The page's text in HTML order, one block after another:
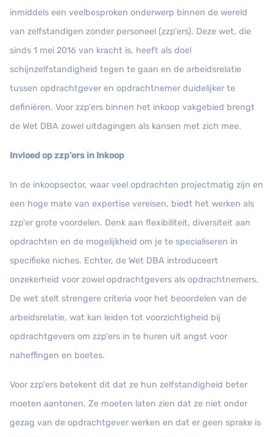
inmiddels een veelbesproken onderwerp binnen de wereld
van zelfstandigen zonder personeel (zzp'ers). Deze wet, die
sinds 1 mei 2016 van kracht is, heeft als doel
schijnzelfstandigheid tegen te gaan en de arbeidsrelatie
tussen opdrachtgever en opdrachtnemer duidelijker te
definiëren. Voor zzp'ers binnen het inkoop vakgebied brengt
de Wet DBA zowel uitdagingen als kansen met zich mee.
Invloed op zzp'ers in Inkoop
In de inkoopsector, waar veel opdrachten projectmatig zijn en
een hoge mate van expertise vereisen, biedt het werken als
zzp'er grote voordelen. Denk aan flexibiliteit, diversiteit aan
opdrachten en de mogelijkheid om je te specialiseren in
specifieke niches. Echter, de Wet DBA introduceert
onzekerheid voor zowel opdrachtgevers als opdrachtnemers.
De wet stelt strengere criteria voor het beoordelen van de
arbeidsrelatie, wat kan leiden tot voorzichtigheid bij
opdrachtgevers om zzp'ers in te huren uit angst voor
naheffingen en boetes.
Voor zzp'ers betekent dit dat ze hun zelfstandigheid beter
moeten aantonen. Ze moeten laten zien dat ze niet onder
gezag van de opdrachtgever werken en dat er geen sprake is